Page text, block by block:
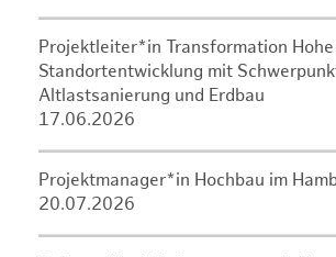
Projektleiter*in Transformation
Standortentwicklung mit
Altlastsanierung und Erdbau
17.06.2026
Projektmanager*in Hochbau im
20.07.2026